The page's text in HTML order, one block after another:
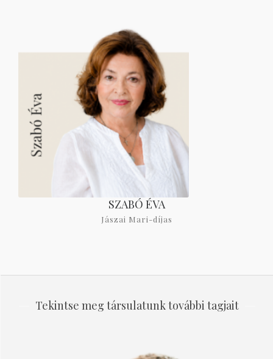
SZABÓ ÉVA
Jászai Mari-díjas
Tekintse meg társulatunk további tagjait